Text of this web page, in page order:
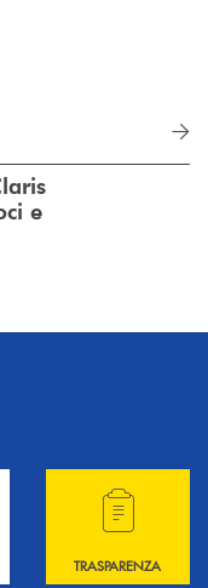
e
Contattaci !
Hai bisogno di
TRASPARENZA